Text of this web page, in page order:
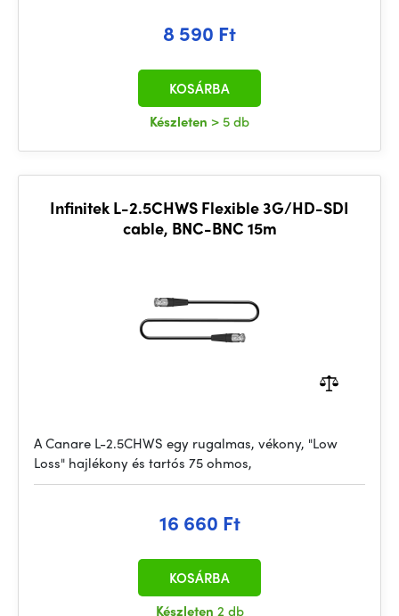
8 590 Ft
Készleten > 5 db
KOSÁRBA
Infinitek L-2.5CHWS Flexible 3G/HD-SDI
cable, BNC-BNC 15m
A Canare L-2.5CHWS egy rugalmas, vékony, "Low
Loss" hajlékony és tartós 75 ohmos,
16 660 Ft
Készleten 2 db
KOSÁRBA